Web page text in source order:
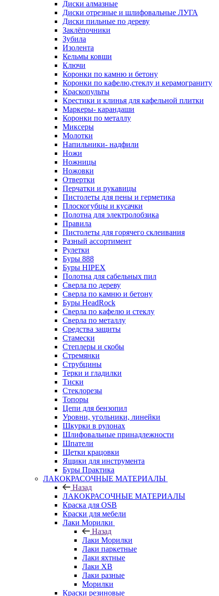
Диски алмазные
Диски отрезные и шлифовальные ЛУГА
Диски пильные по дереву
Заклёпочники
Зубила
Изолента
Кельмы ковши
Ключи
Коронки по камню и бетону
Коронки по кафелю,стеклу и керамограниту
Краскопульты
Крестики и клинья для кафельной плитки
Маркеры- карандаши
Коронки по металлу
Миксеры
Молотки
Напильники- надфили
Ножи
Ножницы
Ножовки
Отвертки
Перчатки и рукавицы
Пистолеты для пены и герметика
Плоскогубцы и кусачки
Полотна для электролобзика
Правила
Пистолеты для горячего склеивания
Разный ассортимент
Рулетки
Буры 888
Буры HIPEX
Полотна для сабельных пил
Сверла по дереву
Сверла по камню и бетону
Буры HeadRock
Сверла по кафелю и стеклу
Сверла по металлу
Средства защиты
Стамески
Степлеры и скобы
Стремянки
Струбцины
Терки и гладилки
Тиски
Стеклорезы
Топоры
Цепи для бензопил
Уровни, угольники, линейки
Шкурки в рулонах
Шлифовальные принадлежности
Шпатели
Щетки крацовки
Ящики для инструмента
Буры Практика
ЛАКОКРАСОЧНЫЕ МАТЕРИАЛЫ
Назад
ЛАКОКРАСОЧНЫЕ МАТЕРИАЛЫ
Краска для OSB
Краски для мебели
Лаки Морилки
Назад
Лаки Морилки
Лаки паркетные
Лаки яхтные
Лаки ХВ
Лаки разные
Морилки
Краски резиновые